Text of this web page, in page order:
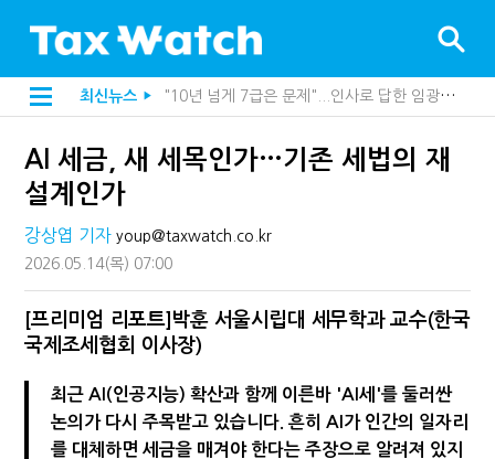
최신뉴스 ▶
"10년 넘게 7급은 문제"...인사로 답한 임광현 국세청장
지방재정공제회, 재정분석 수행기관 첫 선정…243개 지방정부 분석
"3.3% 시대 끝...세무플랫폼 사업모델 흔들린다"
상속·증여세 조사, 이제 코인거래소까지 샅샅이 본다
고액자산가 더 옥죈다…해외신탁 미신고 제보에 포상금
반도체·AI로봇 국내 생산땐 세금 깎아준다
강남이 좋다는 건 옛말…강서세무서장이 더 낫다?
[2026 세제개편]종부세는 집값, 가업상속은 기술…납세자가 꼭 볼 5가지
해외 안 갔는데 긁힌 신용카드…관세청이 몇분 만에 찾아낸 비결은?
AI 세금, 새 세목인가…기존 세법의 재
설계인가
강상엽 기자 youp@taxwatch.co.kr
2026.05.14(목) 07:00
[프리미엄 리포트]박훈 서울시립대 세무학과 교수(한국
국제조세협회 이사장)
최근 AI(인공지능) 확산과 함께 이른바 'AI세'를 둘러싼
논의가 다시 주목받고 있습니다. 흔히 AI가 인간의 일자리
를 대체하면 세금을 매겨야 한다는 주장으로 알려져 있지